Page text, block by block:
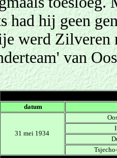
had hij geen
werd Zilveren
van
.datum
31 mei 1934